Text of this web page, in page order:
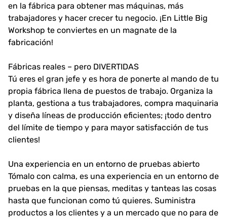
en la fábrica para obtener mas máquinas, más
trabajadores y hacer crecer tu negocio. ¡En Little Big
Workshop te conviertes en un magnate de la
fabricación!
Fábricas reales – pero DIVERTIDAS
Tú eres el gran jefe y es hora de ponerte al mando de tu
propia fábrica llena de puestos de trabajo. Organiza la
planta, gestiona a tus trabajadores, compra maquinaria
y diseña líneas de producción eficientes; ¡todo dentro
del límite de tiempo y para mayor satisfacción de tus
clientes!
Una experiencia en un entorno de pruebas abierto
Tómalo con calma, es una experiencia en un entorno de
pruebas en la que piensas, meditas y tanteas las cosas
hasta que funcionan como tú quieres. Suministra
productos a los clientes y a un mercado que no para de